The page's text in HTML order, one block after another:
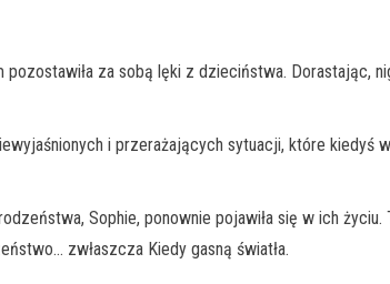
za sobą lęki z dzieciństwa. Dorastając,
i przerażających sytuacji, które kiedyś
Sophie, ponownie pojawiła się w ich
zwłaszcza Kiedy gasną światła.